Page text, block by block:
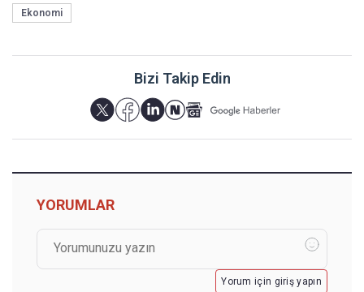
Ekonomi
Bizi Takip Edin
YORUMLAR
Yorum için giriş yapın